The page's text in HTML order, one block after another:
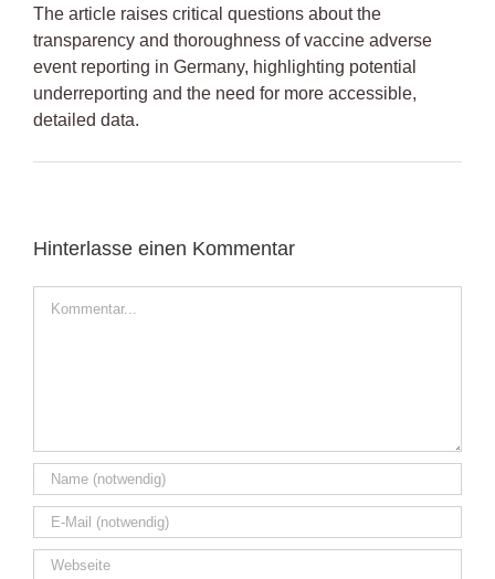
The article raises critical questions about the
transparency and thoroughness of vaccine adverse
event reporting in Germany, highlighting potential
underreporting and the need for more accessible,
detailed data.
Hinterlasse einen Kommentar